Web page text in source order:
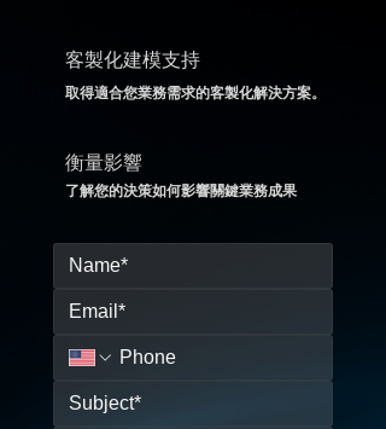
客製化建模支持
取得適合您業務需求的客製化解決方案。
衡量影響
了解您的決策如何影響關鍵業務成果